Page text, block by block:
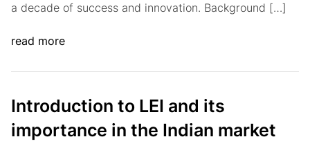
a decade of success and innovation. Background […]
read more
Introduction to LEI and its
importance in the Indian market